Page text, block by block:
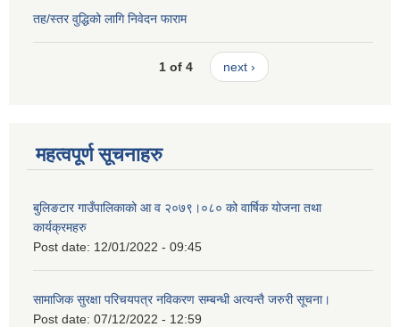
तह/स्तर वुद्धिको लागि निवेदन फाराम
1 of 4 next ›
महत्वपूर्ण सूचनाहरु
बुलिङटार गाउँपालिकाको आ व २०७९।०८० को वार्षिक योजना तथा
कार्यक्रमहरु
Post date: 12/01/2022 - 09:45
सामाजिक सुरक्षा परिचयपत्र नविकरण सम्बन्धी अत्यन्तै जरुरी सूचना।
Post date: 07/12/2022 - 12:59